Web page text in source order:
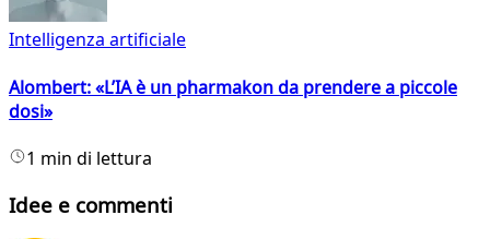
Intelligenza artificiale
Alombert: «L’IA è un pharmakon da prendere a piccole
dosi»
1 min di lettura
Idee e commenti